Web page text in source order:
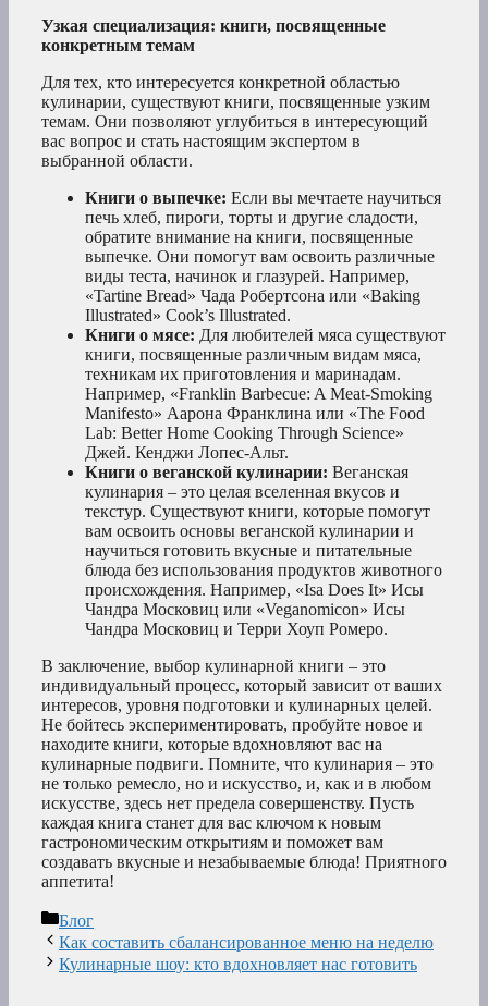
Узкая специализация: книги, посвященные
конкретным темам
Для тех, кто интересуется конкретной областью
кулинарии, существуют книги, посвященные узким
темам. Они позволяют углубиться в интересующий
вас вопрос и стать настоящим экспертом в
выбранной области.
Книги о выпечке: Если вы мечтаете научиться
печь хлеб, пироги, торты и другие сладости,
обратите внимание на книги, посвященные
выпечке. Они помогут вам освоить различные
виды теста, начинок и глазурей. Например,
«Tartine Bread» Чада Робертсона или «Baking
Illustrated» Cook’s Illustrated.
Книги о мясе: Для любителей мяса существуют
книги, посвященные различным видам мяса,
техникам их приготовления и маринадам.
Например, «Franklin Barbecue: A Meat-Smoking
Manifesto» Аарона Франклина или «The Food
Lab: Better Home Cooking Through Science»
Джей. Кенджи Лопес-Альт.
Книги о веганской кулинарии: Веганская
кулинария – это целая вселенная вкусов и
текстур. Существуют книги, которые помогут
вам освоить основы веганской кулинарии и
научиться готовить вкусные и питательные
блюда без использования продуктов животного
происхождения. Например, «Isa Does It» Исы
Чандра Московиц или «Veganomicon» Исы
Чандра Московиц и Терри Хоуп Ромеро.
В заключение, выбор кулинарной книги – это
индивидуальный процесс, который зависит от ваших
интересов, уровня подготовки и кулинарных целей.
Не бойтесь экспериментировать, пробуйте новое и
находите книги, которые вдохновляют вас на
кулинарные подвиги. Помните, что кулинария – это
не только ремесло, но и искусство, и, как и в любом
искусстве, здесь нет предела совершенству. Пусть
каждая книга станет для вас ключом к новым
гастрономическим открытиям и поможет вам
создавать вкусные и незабываемые блюда! Приятного
аппетита!
Рубрики
Блог
Как составить сбалансированное меню на неделю
Кулинарные шоу: кто вдохновляет нас готовить